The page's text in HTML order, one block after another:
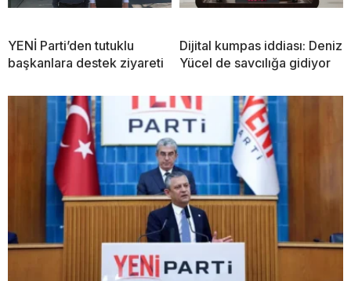
YENİ Parti’den tutuklu
başkanlara destek ziyareti
Dijital kumpas iddiası: Deniz
Yücel de savcılığa gidiyor